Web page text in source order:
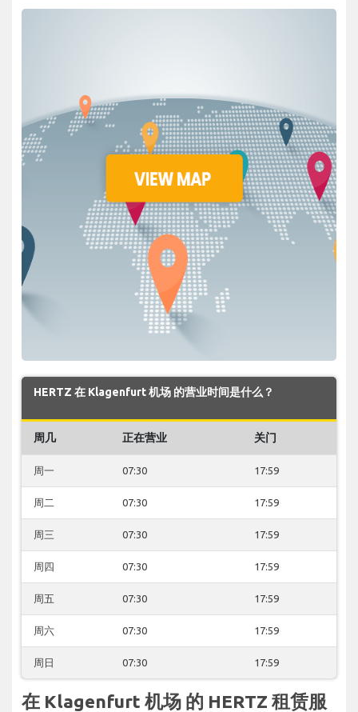
HERTZ 在 Klagenfurt 机场 的营业时间是什么？
周几 正在营业 关门
周一 07:30 17:59
周二 07:30 17:59
周三 07:30 17:59
周四 07:30 17:59
周五 07:30 17:59
周六 07:30 17:59
周日 07:30 17:59
在 Klagenfurt 机场 的 HERTZ 租赁服